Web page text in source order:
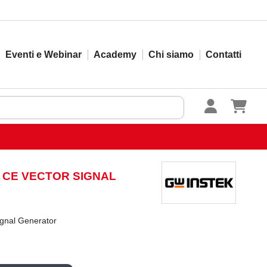
Eventi e Webinar Academy Chi siamo Contatti
VECTOR SIGNAL
Generator